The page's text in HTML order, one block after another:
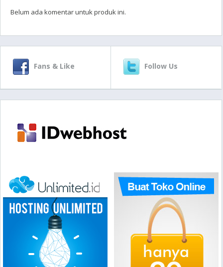
Belum ada komentar untuk produk ini.
Fans & Like Follow Us